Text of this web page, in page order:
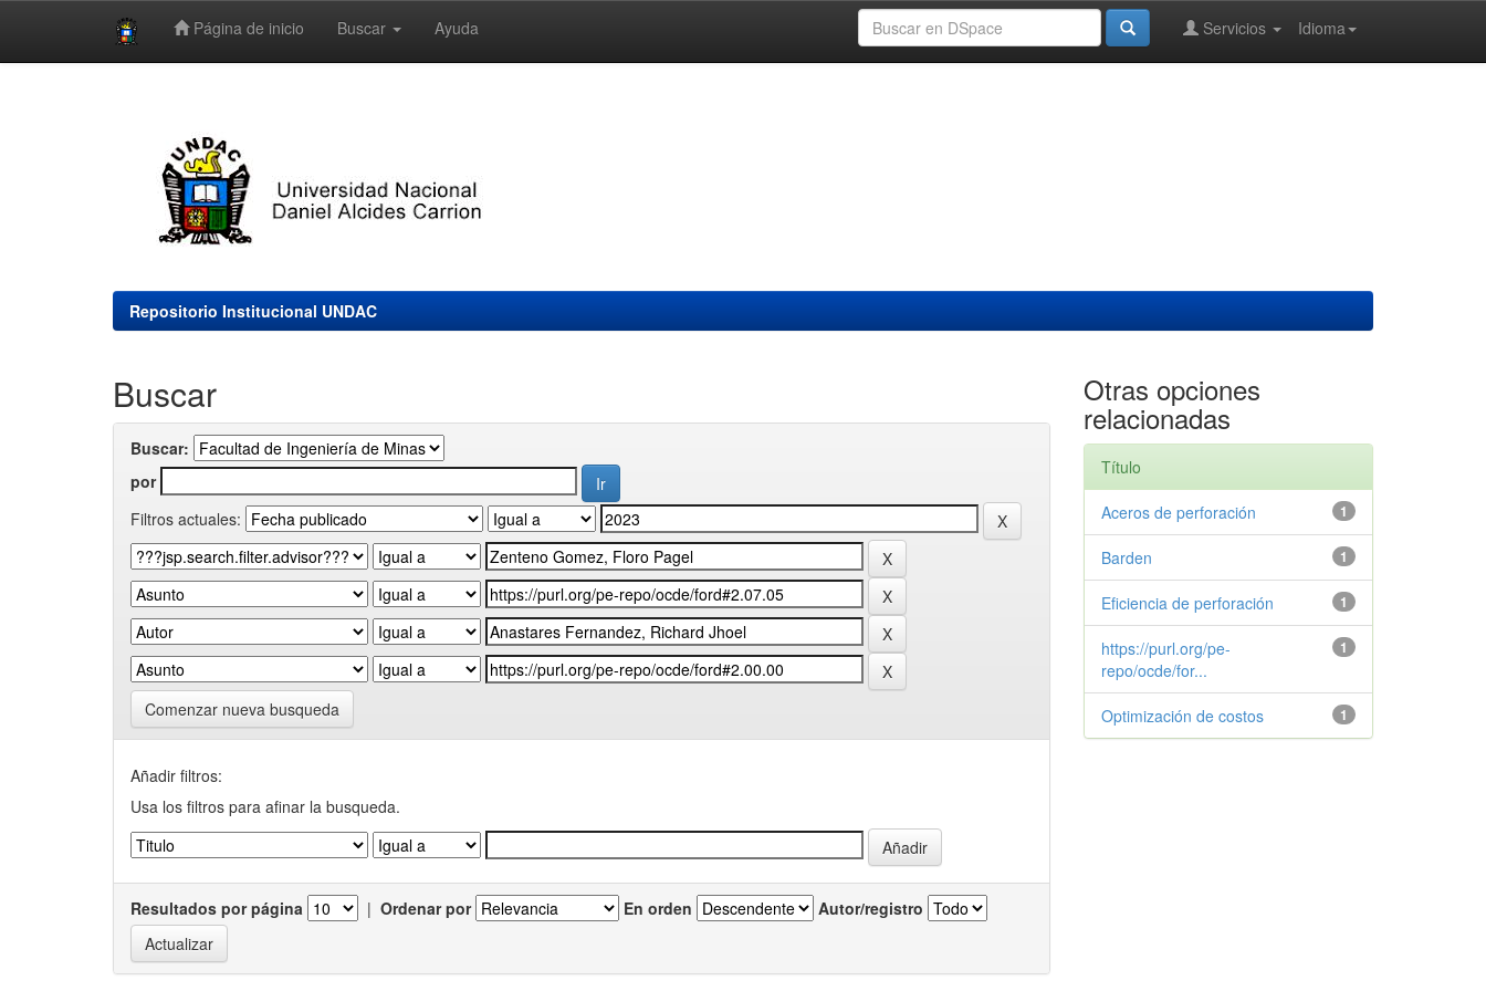
Página de inicio Buscar Ayuda Idioma
Servicios
Repositorio Institucional UNDAC
Buscar
Buscar:
por
Filtros actuales:
Comenzar nueva busqueda
Añadir filtros:
Usa los filtros para afinar la busqueda.
Resultados por página | Ordenar por En orden Autor/registro
Otras opciones
relacionadas
Título
1
Aceros de perforación
1
Barden
1
Eficiencia de perforación
1
https://purl.org/pe-
repo/ocde/for...
1
Optimización de costos